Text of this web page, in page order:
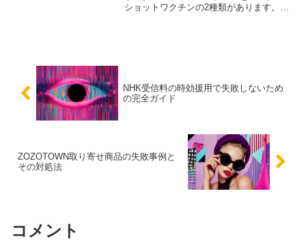
ショットワクチンの2種類があります。そ
NHK受信料の時効援用で失敗しないため
の完全ガイド
ZOZOTOWN取り寄せ商品の失敗事例と
その対処法
コメント